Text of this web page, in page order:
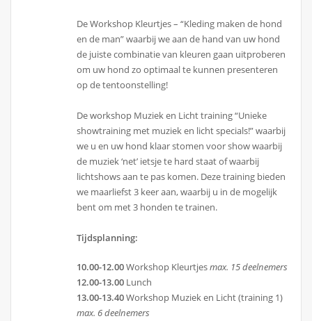
De Workshop Kleurtjes – “Kleding maken de hond
en de man” waarbij we aan de hand van uw hond
de juiste combinatie van kleuren gaan uitproberen
om uw hond zo optimaal te kunnen presenteren
op de tentoonstelling!
De workshop Muziek en Licht training “Unieke
showtraining met muziek en licht specials!” waarbij
we u en uw hond klaar stomen voor show waarbij
de muziek ‘net’ ietsje te hard staat of waarbij
lichtshows aan te pas komen. Deze training bieden
we maarliefst 3 keer aan, waarbij u in de mogelijk
bent om met 3 honden te trainen.
Tijdsplanning:
10.00-12.00Workshop Kleurtjesmax. 15 deelnemers
12.00-13.00 Lunch
13.00-13.40Workshop Muziek en Licht (training 1)
max. 6 deelnemers